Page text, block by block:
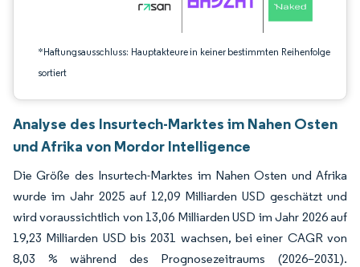
*Haftungsausschluss: Hauptakteure in keiner bestimmten Reihenfolge
sortiert
Analyse des Insurtech-Marktes im Nahen Osten
und Afrika von Mordor Intelligence
Die Größe des Insurtech-Marktes im Nahen Osten und Afrika
wurde im Jahr 2025 auf 12,09 Milliarden USD geschätzt und
wird voraussichtlich von 13,06 Milliarden USD im Jahr 2026 auf
19,23 Milliarden USD bis 2031 wachsen, bei einer CAGR von
8,03 % während des Prognosezeitraums (2026–2031).